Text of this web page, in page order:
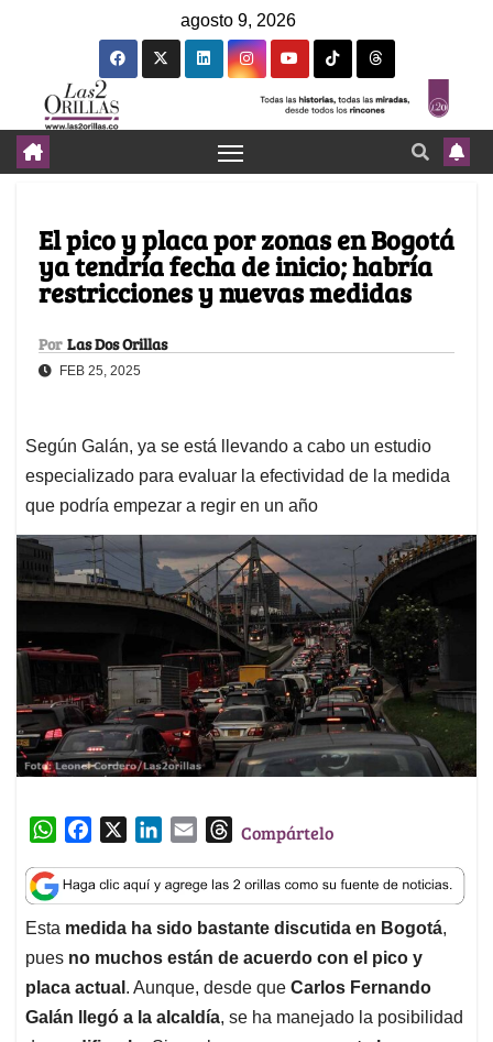
agosto 9, 2026
El pico y placa por zonas en Bogotá
ya tendría fecha de inicio; habría
restricciones y nuevas medidas
Por Las Dos Orillas
FEB 25, 2025
Según Galán, ya se está llevando a cabo un estudio
especializado para evaluar la efectividad de la medida
que podría empezar a regir en un año
W
a
t
s
A
p
p
c
e
b
o
o
k
n
k
e
d
I
n
a
i
l
T
r
e
a
d
s
Compártelo
Esta medida ha sido bastante discutida en Bogotá,
pues no muchos están de acuerdo con el pico y
placa actual . Aunque, desde que Carlos Fernando
Galán llegó a la alcaldía, se ha manejado la posibilidad